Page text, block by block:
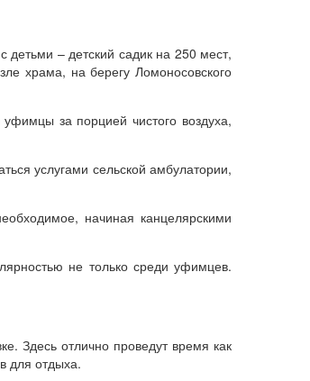
детьми – детский садик на 250 мест,
храма, на берегу Ломоносовского
за порцией чистого воздуха,
услугами сельской амбулатории,
начиная канцелярскими
не только среди уфимцев.
Здесь отлично проведут время как
для отдыха.